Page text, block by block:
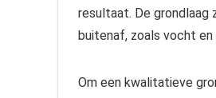
resultaat. De grondlaag
buitenaf, zoals vocht en
Om een kwalitatieve